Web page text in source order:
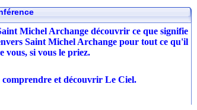
Michel Archange découvrir ce que signifie
Saint Michel Archange pour tout ce qu'il
si vous le priez.
comprendre et découvrir Le Ciel.